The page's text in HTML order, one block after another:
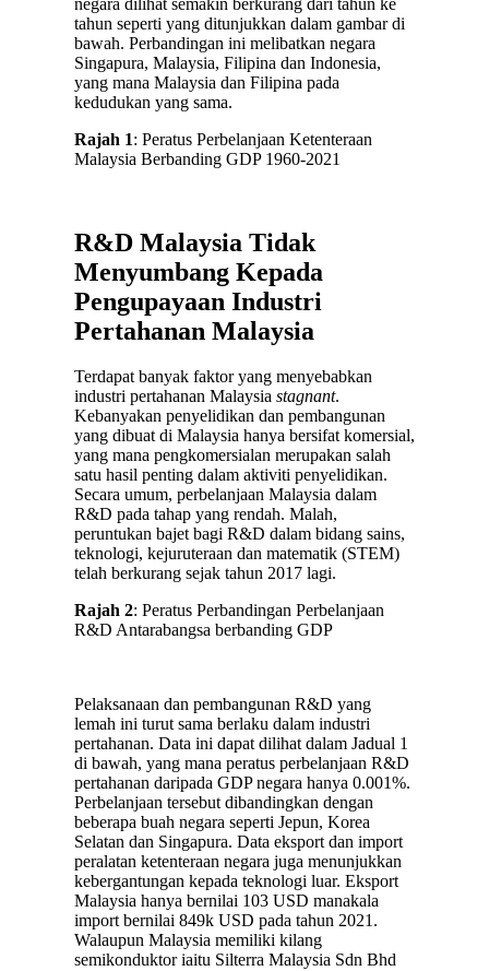
tahun seperti yang ditunjukkan dalam gambar di
bawah. Perbandingan ini melibatkan negara
Singapura, Malaysia, Filipina dan Indonesia,
yang mana Malaysia dan Filipina pada
kedudukan yang sama.
Rajah 1: Peratus Perbelanjaan Ketenteraan
Malaysia Berbanding GDP 1960-2021
R&D Malaysia Tidak
Menyumbang Kepada
Pengupayaan Industri
Pertahanan Malaysia
Terdapat banyak faktor yang menyebabkan
industri pertahanan Malaysia stagnant.
Kebanyakan penyelidikan dan pembangunan
yang dibuat di Malaysia hanya bersifat komersial,
yang mana pengkomersialan merupakan salah
satu hasil penting dalam aktiviti penyelidikan.
Secara umum, perbelanjaan Malaysia dalam
R&D pada tahap yang rendah. Malah,
peruntukan bajet bagi R&D dalam bidang sains,
teknologi, kejuruteraan dan matematik (STEM)
telah berkurang sejak tahun 2017 lagi.
Rajah 2: Peratus Perbandingan Perbelanjaan
R&D Antarabangsa berbanding GDP
Pelaksanaan dan pembangunan R&D yang
lemah ini turut sama berlaku dalam industri
pertahanan. Data ini dapat dilihat dalam Jadual 1
di bawah, yang mana peratus perbelanjaan R&D
pertahanan daripada GDP negara hanya 0.001%.
Perbelanjaan tersebut dibandingkan dengan
beberapa buah negara seperti Jepun, Korea
Selatan dan Singapura. Data eksport dan import
peralatan ketenteraan negara juga menunjukkan
kebergantungan kepada teknologi luar. Eksport
Malaysia hanya bernilai 103 USD manakala
import bernilai 849k USD pada tahun 2021.
Walaupun Malaysia memiliki kilang
semikonduktor iaitu Silterra Malaysia Sdn Bhd